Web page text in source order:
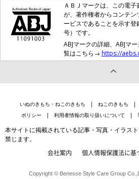
いぬのきもち投稿写真ギャラリー
アンケート調査の結果、子犬のころと
愛犬の性格が変わったと感じる飼い主さ
成長とともに犬の性格が変わることはあ
ＡＢＪマークは、この電
が、著作権者からコンテ
ービスであることを示す
号）です。
ABJマークの詳細、ABJマ
覧はこちら→ https://
いぬのきもち・ねこのきもち ねこのきもち
ポリシー
利用者情報の取り扱いについて
本サイトに掲載されている記事・写真・イラス
禁じます。
会社案内 個人情報保護法に基
Copyright © Benesse Style Care Group